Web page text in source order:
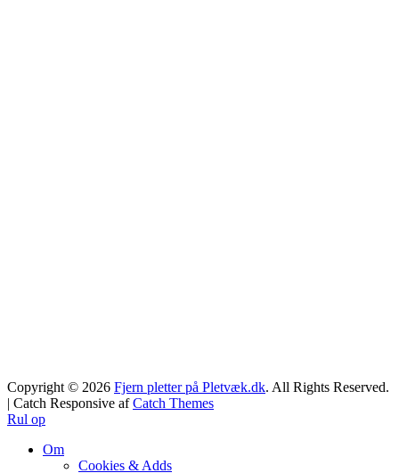
Copyright © 2026 Fjern pletter på Pletvæk.dk. All Rights Reserved.
| Catch Responsive afCatch Themes
Rul op
Om
Cookies & Adds